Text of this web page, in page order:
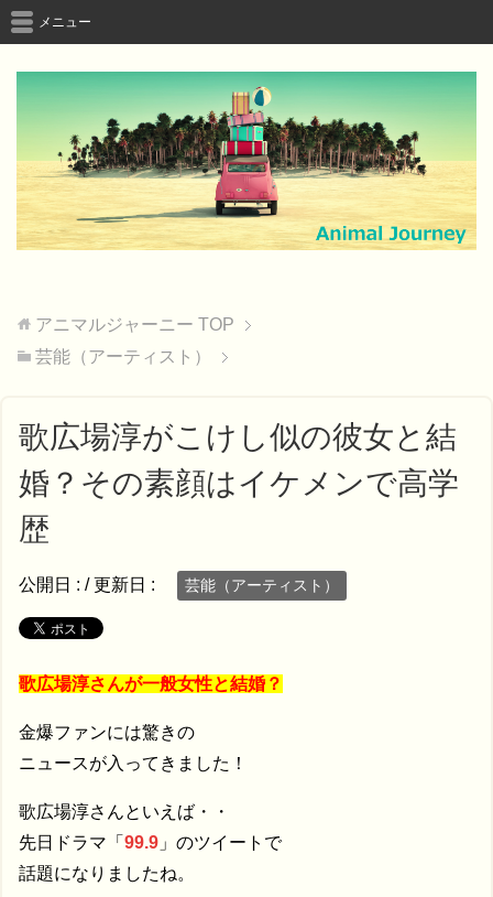
メニュー
アニマルジャーニー TOP
芸能（アーティスト）
歌広場淳がこけし似の彼女と結
婚？その素顔はイケメンで高学
歴
公開日 : / 更新日 : 芸能（アーティスト）
歌広場淳さんが一般女性と結婚？
金爆ファンには驚きの
ニュースが入ってきました！
歌広場淳さんといえば・・
先日ドラマ「 99.9 」のツイートで
話題になりましたね。